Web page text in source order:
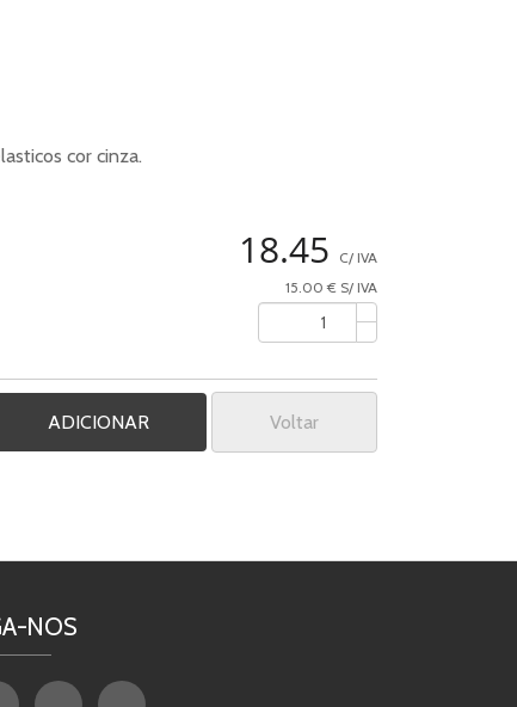
cor cinza.
18.45
C/ IVA
15.00 € S/ IVA
Voltar
NOS